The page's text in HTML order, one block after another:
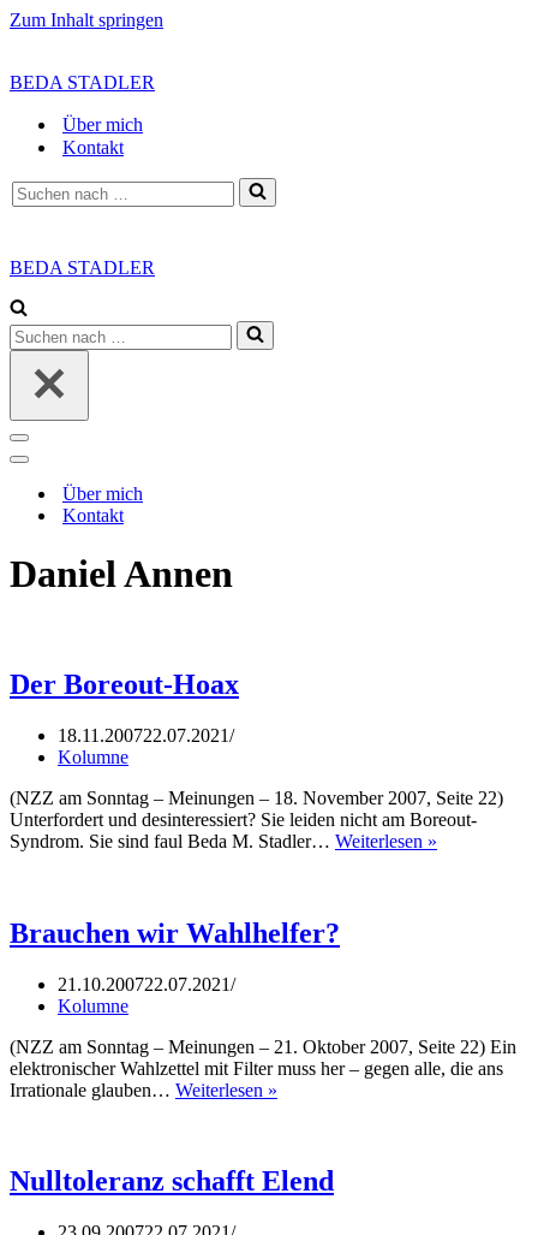
Zum Inhalt springen
BEDA STADLER
Über mich
Kontakt
Suchen
nach …
BEDA STADLER
Suchen
nach …
Navigationsmenü
Navigationsmenü
Über mich
Kontakt
Daniel Annen
Der Boreout-Hoax
18.11.200722.07.2021
Kolumne
(NZZ am Sonntag – Meinungen – 18. November 2007, Seite 22)
Unterfordert und desinteressiert? Sie leiden nicht am Boreout-
Syndrom. Sie sind faul Beda M. Stadler… Weiterlesen »
Brauchen wir Wahlhelfer?
21.10.200722.07.2021
Kolumne
(NZZ am Sonntag – Meinungen – 21. Oktober 2007, Seite 22) Ein
elektronischer Wahlzettel mit Filter muss her – gegen alle, die ans
Irrationale glauben… Weiterlesen »
Nulltoleranz schafft Elend